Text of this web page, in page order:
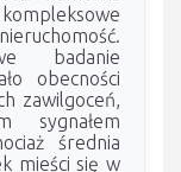
badanie
obecności
zawilgoceń,
sygnałem
średnia
mieści się w